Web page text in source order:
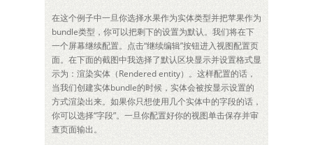
在这个例子中一旦你选择水果作为实体类型并把苹果作为
bundle类型，你可以把剩下的设置为默认。我们将在下
一个屏幕继续配置。点击“继续编辑”按钮进入视图配置页
面。在下面的截图中我选择了默认区块显示并设置格式显
示为：渲染实体（Rendered entity）。这样配置的话，
当我们创建实体bundle的时候，实体会被按显示设置的
方式渲染出来。如果你只想使用几个实体中的字段的话，
你可以选择“字段”。一旦你配置好你的视图单击保存并审
查页面输出。